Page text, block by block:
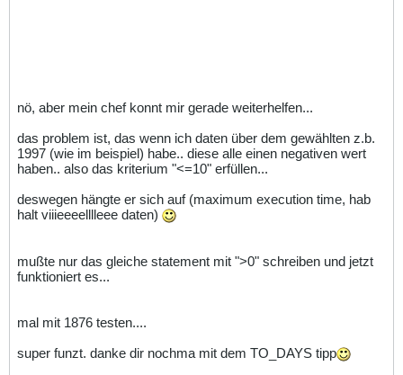
nö, aber mein chef konnt mir gerade weiterhelfen...
das problem ist, das wenn ich daten über dem gewählten z.b.
1997 (wie im beispiel) habe.. diese alle einen negativen wert
haben.. also das kriterium "<=10" erfüllen...
deswegen hängte er sich auf (maximum execution time, hab
halt viiieeeelllleee daten)
mußte nur das gleiche statement mit ">0" schreiben und jetzt
funktioniert es...
mal mit 1876 testen....
super funzt. danke dir nochma mit dem TO_DAYS tipp